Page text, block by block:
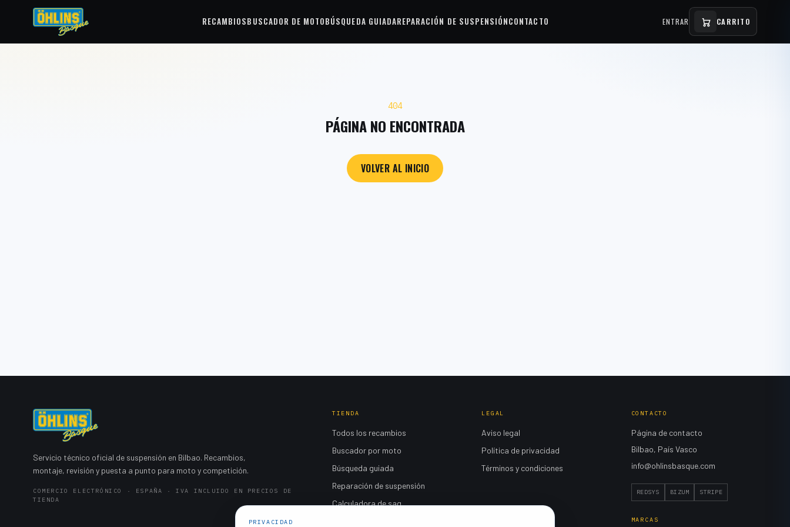
RECAMBIOSBUSCADOR DE MOTOBÚSQUEDA GUIADAREPARACIÓN DE SUSPENSIÓNCONTACTO ENTRAR CARRITO
404
PÁGINA NO ENCONTRADA
VOLVER AL INICIO
Servicio técnico oficial de suspensión en Bilbao. Recambios,
montaje, revisión y puesta a punto para moto y competición.
COMERCIO ELECTRÓNICO · ESPAÑA · IVA INCLUIDO EN PRECIOS DE
TIENDA
TIENDA
Todos los recambios
Buscador por moto
Búsqueda guiada
Reparación de suspensión
Calculadora de sag
LEGAL
Aviso legal
Política de privacidad
Términos y condiciones
CONTACTO
Página de contacto
Bilbao, País Vasco
info@ohlinsbasque.com
REDSYS BIZUM STRIPE
MARCAS
PRIVACIDAD